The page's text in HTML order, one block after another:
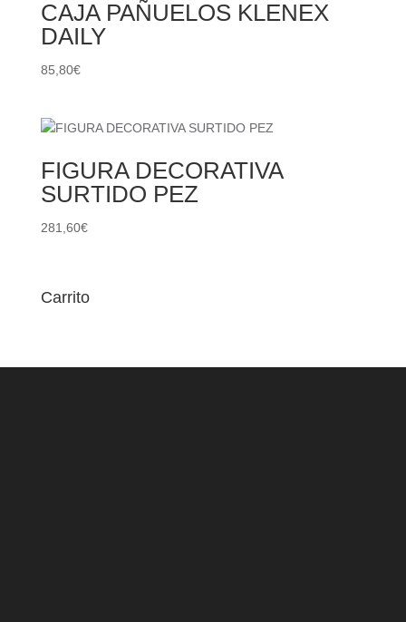
CAJA PAÑUELOS KLENEX
DAILY
85,80€
FIGURA DECORATIVA
SURTIDO PEZ
281,60€
Carrito